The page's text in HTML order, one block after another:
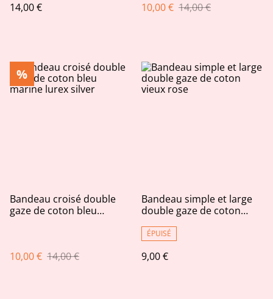
14,00 €
10,00 € 14,00 €
%
Bandeau croisé double
gaze de coton bleu
10,00 € 14,00 €
Bandeau simple et large
double gaze de coton
ÉPUISÉ
9,00 €